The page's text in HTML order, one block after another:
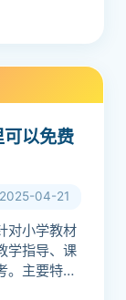
以免费
2025-04-21
对小学教材
学指导、课
。主要特点